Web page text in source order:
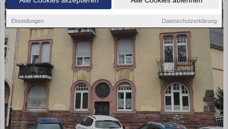
Einstellungen Datenschutzerklärung